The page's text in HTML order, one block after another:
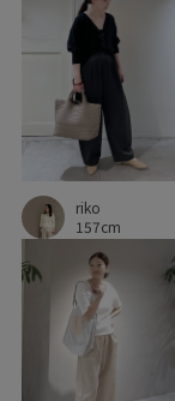
女性らしさ
抜け感 日本製
柔らかい風合い
着回しやすい
薄手 riko
157cm